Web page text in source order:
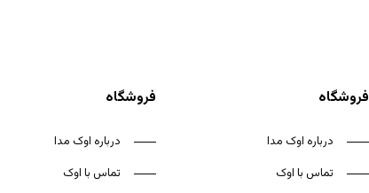
فروشگاه
درباره اوک مدا
تماس با اوک
فروشگاه
درباره اوک مدا
تماس با اوک